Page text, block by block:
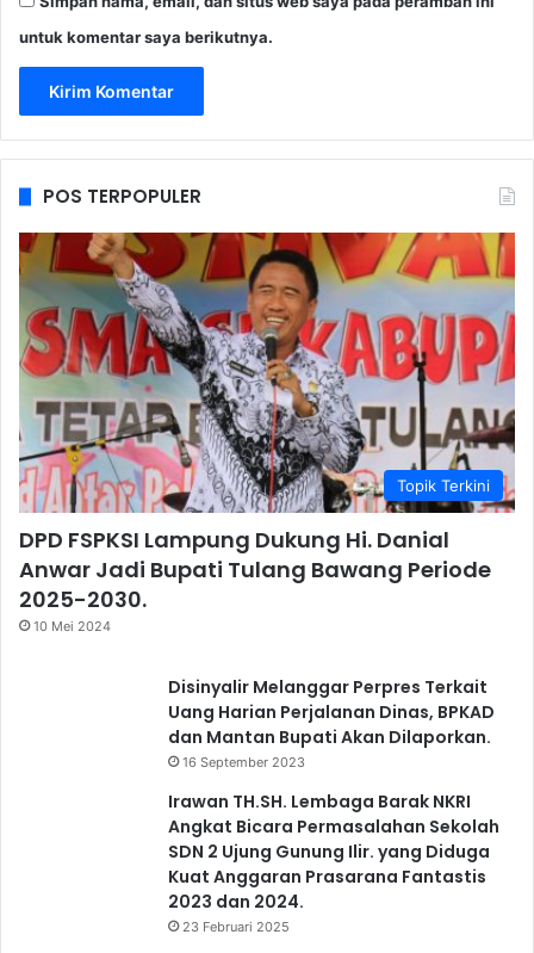
untuk komentar saya berikutnya.
POS TERPOPULER
Topik Terkini
DPD FSPKSI Lampung Dukung Hi. Danial
Anwar Jadi Bupati Tulang Bawang Periode
2025-2030.
10 Mei 2024
Disinyalir Melanggar Perpres Terkait
Uang Harian Perjalanan Dinas, BPKAD
dan Mantan Bupati Akan Dilaporkan.
16 September 2023
Irawan TH.SH. Lembaga Barak NKRI
Angkat Bicara Permasalahan Sekolah
SDN 2 Ujung Gunung Ilir. yang Diduga
Kuat Anggaran Prasarana Fantastis
2023 dan 2024.
23 Februari 2025